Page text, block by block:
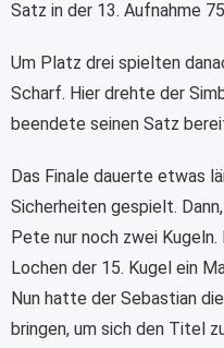
Satz in der 13. Aufnahme
Um Platz drei spielten
Scharf. Hier drehte der
beendete seinen Satz
Das Finale dauerte etwas
Sicherheiten gespielt.
Pete nur noch zwei
Lochen der 15. Kugel ein
Nun hatte der Sebastian
bringen, um sich den Titel